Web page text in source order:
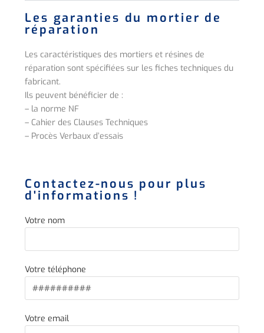
Les garanties du mortier de
réparation
Les caractéristiques des mortiers et résines de
réparation sont spécifiées sur les fiches techniques du
fabricant.
Ils peuvent bénéficier de :
– la norme NF
– Cahier des Clauses Techniques
– Procès Verbaux d’essais
Contactez-nous pour plus
d'informations !
Votre nom
Votre téléphone
Votre email